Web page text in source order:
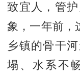
致宜人，管
象，一年前，
乡镇的骨干
塌、水系不